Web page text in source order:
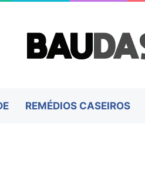
REMÉDIOS CASEIROS